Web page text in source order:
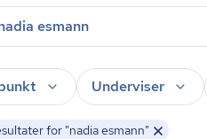
Underviser
for "nadia esmann"